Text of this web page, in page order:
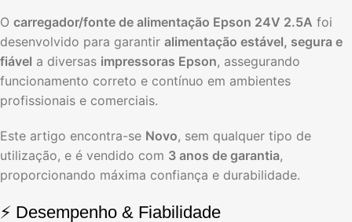
O carregador/fonte de alimentação Epson 24V 2.5A foi
desenvolvido para garantir alimentação estável, segura e
fiável a diversas impressoras Epson, assegurando
funcionamento correto e contínuo em ambientes
profissionais e comerciais.
Este artigo encontra-se Novo, sem qualquer tipo de
utilização, e é vendido com 3 anos de garantia,
proporcionando máxima confiança e durabilidade.
⚡ Desempenho & Fiabilidade